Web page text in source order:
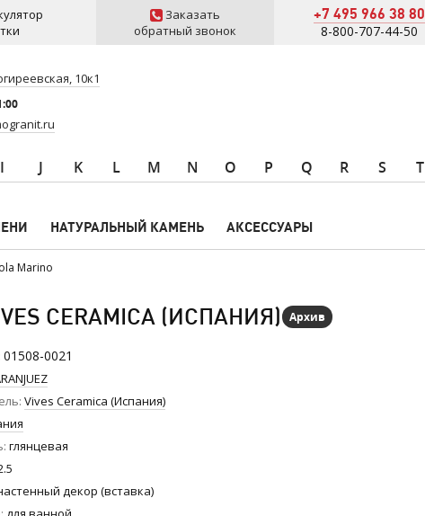
Заказать
обратный звонок
+7 495 966 38 80
8-800-707-44-50
10к1
I J K L M N O P Q R S T
НАТУРАЛЬНЫЙ КАМЕНЬ АКСЕССУАРЫ
Marino
CERAMICA (ИСПАНИЯ) Архив
01508-0021
Vives Ceramica (Испания)
глянцевая
декор (вставка)